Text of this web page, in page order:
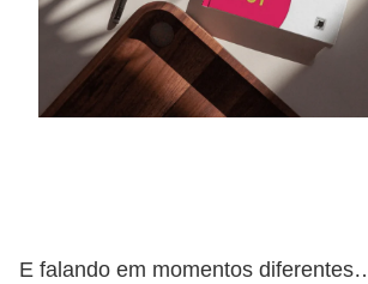
E falando em momentos